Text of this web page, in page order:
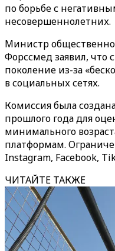
по борьбе с
несовершеннолетних.
Министр
Форссмед заявил, что
поколение из-за
в социальных сетях.
Комиссия была
прошлого года для
минимального
платформам.
Instagram, Facebook,
ЧИТАЙТЕ ТАКЖЕ